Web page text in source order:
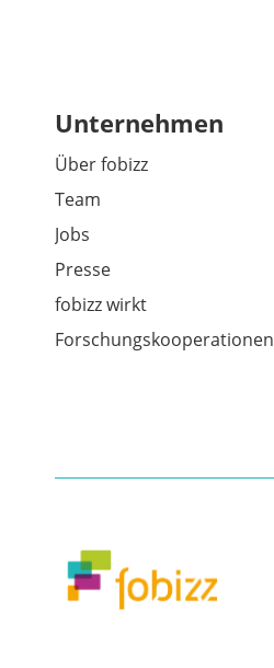
Unternehmen
Über fobizz
Team
Jobs
Presse
fobizz wirkt
Forschungskooperationen